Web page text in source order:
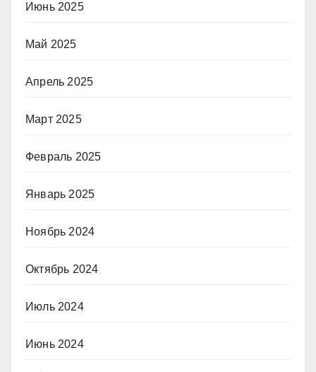
Июнь 2025
Май 2025
Апрель 2025
Март 2025
Февраль 2025
Январь 2025
Ноябрь 2024
Октябрь 2024
Июль 2024
Июнь 2024